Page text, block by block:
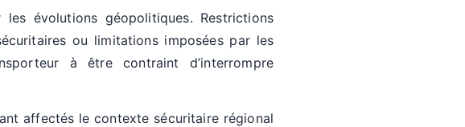
évolutions géopolitiques. Restrictions
ou limitations imposées par les
à être contraint d’interrompre
affectés le contexte sécuritaire régional